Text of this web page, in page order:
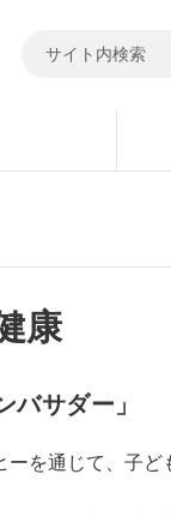
康
バサダー」
ーを通じて、子ど